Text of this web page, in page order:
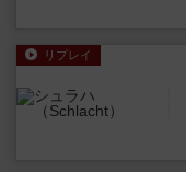
リプレイ